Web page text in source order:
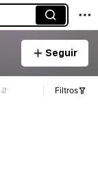
Seguir
Filtros